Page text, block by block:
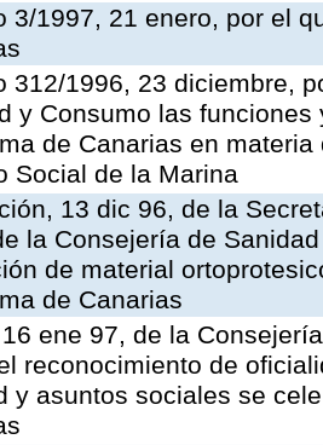
3/1997, 21 enero, por el
312/1996, 23 diciembre,
y Consumo las
de Canarias en
Social de la Marina
13 dic 96, de la
la Consejería de
de material
de Canarias
ene 97, de la
reconocimiento de
y asuntos sociales se